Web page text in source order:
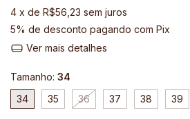
4 x de R$56,23 sem juros
5% de desconto pagando com Pix
Ver mais detalhes
Tamanho: 34
34
35 36 37 38 39